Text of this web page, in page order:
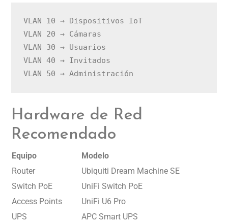
VLAN 10 → Dispositivos IoT
VLAN 20 → Cámaras
VLAN 30 → Usuarios
VLAN 40 → Invitados
Hardware de Red
Recomendado
Equipo
Modelo
Router
Ubiquiti Dream Machine SE
Switch PoE
UniFi Switch PoE
Access Points
UniFi U6 Pro
UPS
APC Smart UPS